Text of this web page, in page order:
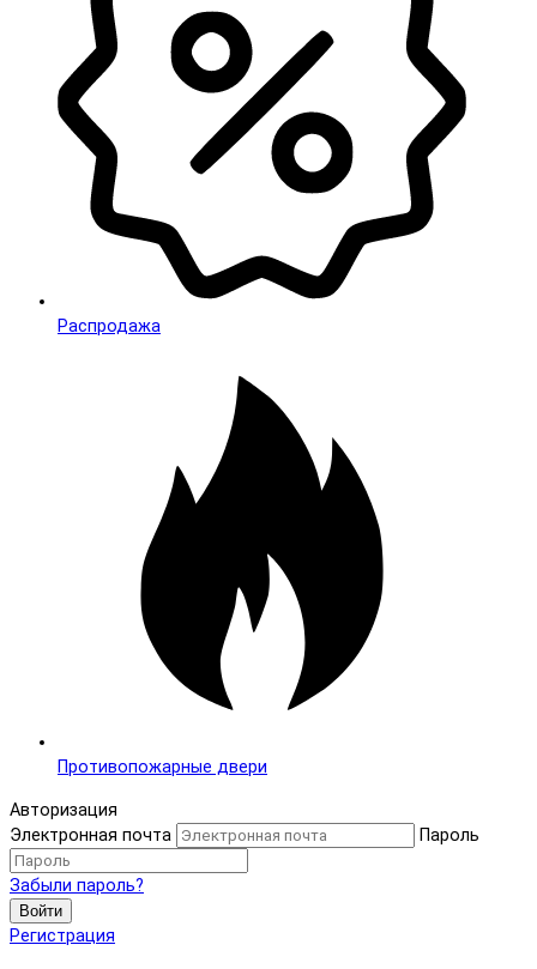
Распродажа
Противопожарные двери
Авторизация
Электронная почта
Пароль
Забыли пароль?
Войти
Регистрация